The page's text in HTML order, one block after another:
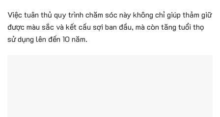
Việc tuân thủ quy trình chăm sóc này không chỉ giúp thảm giữ
được màu sắc và kết cấu sợi ban đầu, mà còn tăng tuổi thọ
sử dụng lên đến 10 năm.